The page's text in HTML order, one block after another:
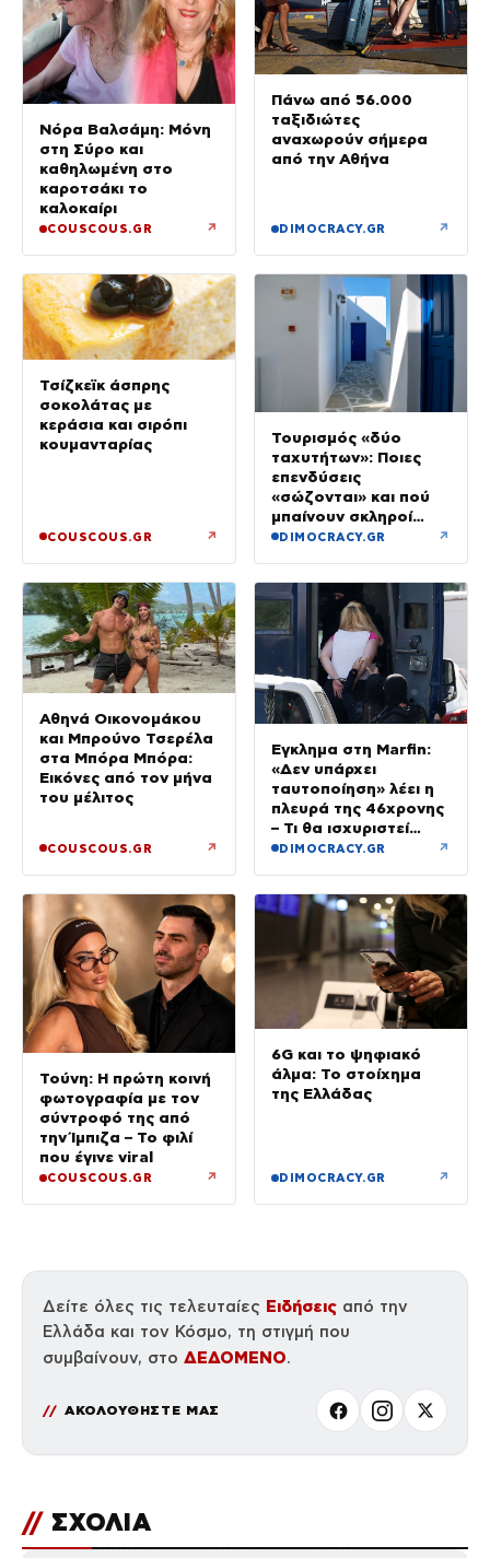
Νόρα Βαλσάμη: Μόνη
στη Σύρο και
καθηλωμένη στο
καροτσάκι το
καλοκαίρι
COUSCOUS.GR ↗
Πάνω από 56.000
ταξιδιώτες
αναχωρούν σήμερα
από την Αθήνα
DIMOCRACY.GR ↗
Τσίζκεϊκ άσπρης
σοκολάτας με
κεράσια και σιρόπι
κουμανταρίας
COUSCOUS.GR ↗
Τουρισμός «δύο
ταχυτήτων»: Ποιες
επενδύσεις
«σώζονται» και πού
μπαίνουν σκληροί
περιορισμοί
DIMOCRACY.GR ↗
Αθηνά Οικονομάκου
και Μπρούνο Τσερέλα
στα Μπόρα Μπόρα:
Εικόνες από τον μήνα
του μέλιτος
COUSCOUS.GR ↗
Έγκλημα στη Marfin:
«Δεν υπάρχει
ταυτοποίηση» λέει η
πλευρά της 46χρονης
– Τι θα ισχυριστεί
στην απολογία της
DIMOCRACY.GR ↗
Τούνη: Η πρώτη κοινή
φωτογραφία με τον
σύντροφό της από
την Ίμπιζα – Το φιλί
που έγινε viral
COUSCOUS.GR ↗
6G και το ψηφιακό
άλμα: Το στοίχημα
της Ελλάδας
DIMOCRACY.GR ↗
Δείτε όλες τις τελευταίες Ειδήσεις από την
Ελλάδα και τον Κόσμο, τη στιγμή που
συμβαίνουν, στο ΔΕΔΟΜΕΝΟ.
ΑΚΟΛΟΥΘΗΣΤΕ ΜΑΣ
// ΣΧΟΛΙΑ